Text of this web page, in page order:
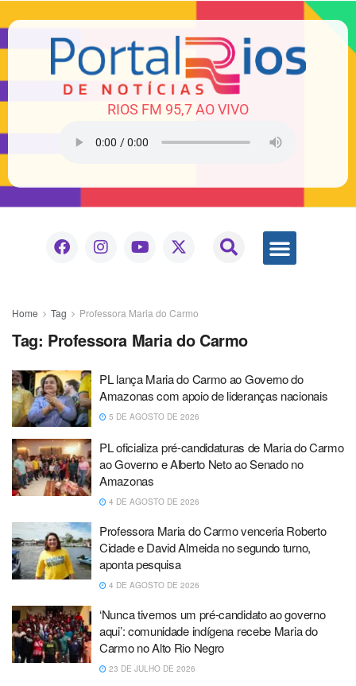
RIOS FM 95,7 AO VIVO
Home Tag Professora Maria do Carmo
Tag: Professora Maria do Carmo
PL lança Maria do Carmo ao Governo do
Amazonas com apoio de lideranças nacionais
5 DE AGOSTO DE 2026
PL oficializa pré-candidaturas de Maria do Carmo
ao Governo e Alberto Neto ao Senado no
Amazonas
4 DE AGOSTO DE 2026
Professora Maria do Carmo venceria Roberto
Cidade e David Almeida no segundo turno,
aponta pesquisa
4 DE AGOSTO DE 2026
‘Nunca tivemos um pré-candidato ao governo
aqui’: comunidade indígena recebe Maria do
Carmo no Alto Rio Negro
23 DE JULHO DE 2026